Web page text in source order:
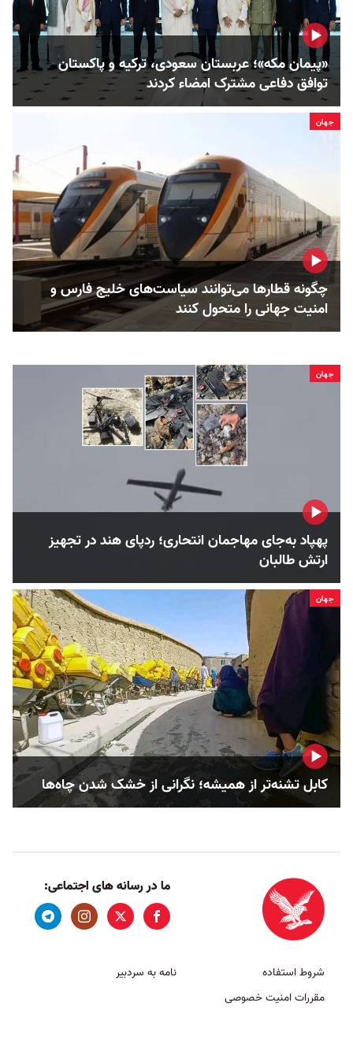
«پیمان مکه»؛ عربستان سعودی، ترکیه و پاکستان
توافق دفاعی مشترک امضاء کردند
جهان
چگونه قطارها می‌توانند سیاست‌های خلیج فارس و
امنیت جهانی را متحول کنند
جهان
پهپاد به‌جای مهاجمان انتحاری؛ ردپای هند در تجهیز
ارتش طالبان
جهان
کابل تشنه‌تر از همیشه؛ نگرانی از خشک‌ شدن چاه‌ها
ما در رسانه های اجتماعی:
شروط استفاده
مقررات امنیت خصوصی
نامه به سردبیر